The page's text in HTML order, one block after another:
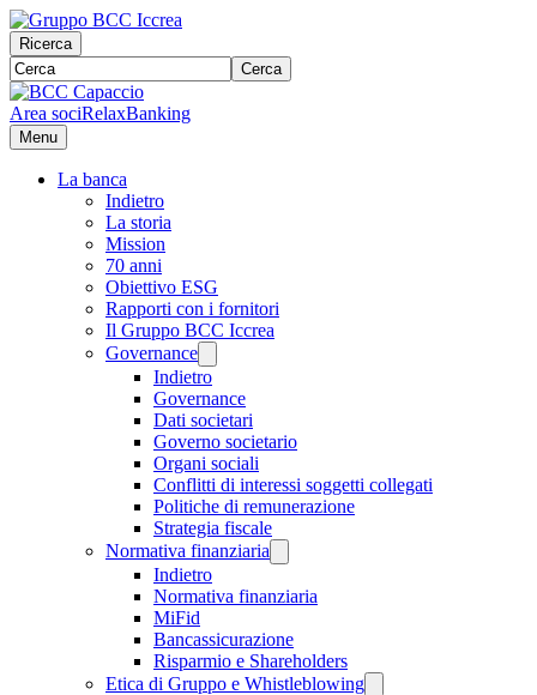
Ricerca
Cerca
Area sociRelaxBanking
Menu
La banca
Indietro
La storia
Mission
70 anni
Obiettivo ESG
Rapporti con i fornitori
Il Gruppo BCC Iccrea
Governance
Indietro
Governance
Dati societari
Governo societario
Organi sociali
Conflitti di interessi soggetti collegati
Politiche di remunerazione
Strategia fiscale
Normativa finanziaria
Indietro
Normativa finanziaria
MiFid
Bancassicurazione
Risparmio e Shareholders
Etica di Gruppo e Whistleblowing